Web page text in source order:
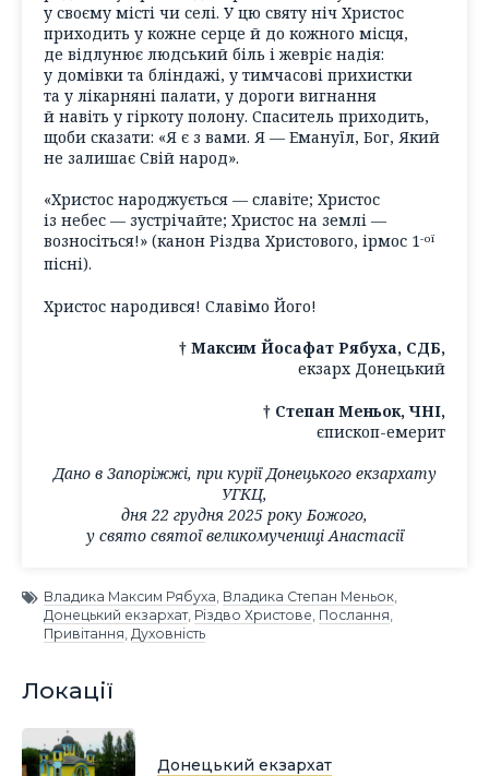
у своєму місті чи селі. У цю святу ніч Христос
приходить у кожне серце й до кожного місця,
де відлунює людський біль і жевріє надія:
у домівки та бліндажі, у тимчасові прихистки
та у лікарняні палати, у дороги вигнання
й навіть у гіркоту полону. Спаситель приходить,
щоби сказати: «Я є з вами. Я — Емануїл, Бог, Який
не залишає Свій народ».
«Христос народжується — славіте; Христос
із небес — зустрічайте; Христос на землі —
возносіться!» (канон Різдва Христового, ірмос 1-ої
пісні).
Христос народився! Славімо Його!
† Максим Йосафат Рябуха, СДБ,
екзарх Донецький
† Степан Меньок, ЧНІ,
єпископ-емерит
Дано в Запоріжжі, при курії Донецького екзархату
УГКЦ,
дня 22 грудня 2025 року Божого,
у свято святої великомучениці Анастасії
Владика Максим Рябуха Владика Степан Меньок
Донецький екзархат, Різдво Христове Послання
Привітання Духовність
Локації
Донецький екзархат